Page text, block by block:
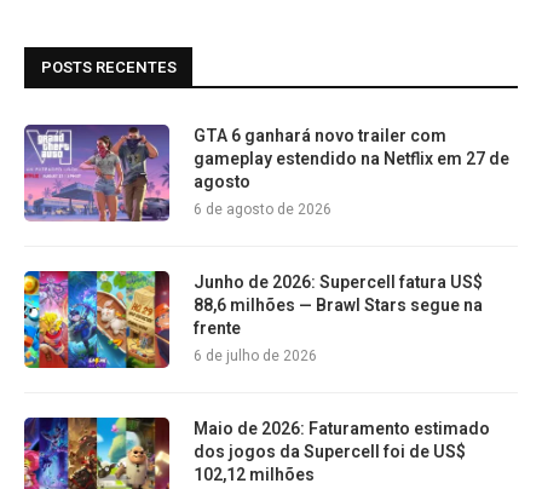
POSTS RECENTES
GTA 6 ganhará novo trailer com
gameplay estendido na Netflix em 27 de
agosto
6 de agosto de 2026
Junho de 2026: Supercell fatura US$
88,6 milhões — Brawl Stars segue na
frente
6 de julho de 2026
Maio de 2026: Faturamento estimado
dos jogos da Supercell foi de US$
102,12 milhões